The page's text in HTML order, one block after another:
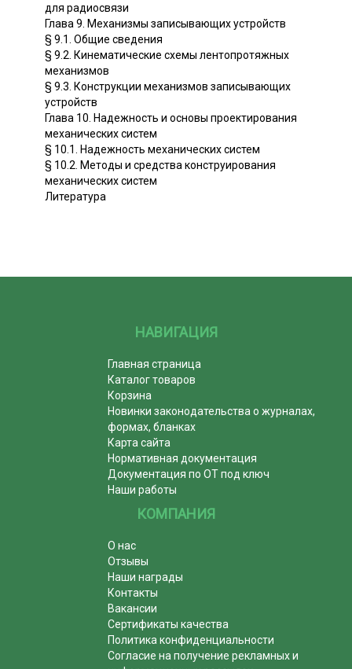
для радиосвязи
Глава 9. Механизмы записывающих устройств
§ 9.1. Общие сведения
§ 9.2. Кинематические схемы лентопротяжных
механизмов
§ 9.3. Конструкции механизмов записывающих
устройств
Глава 10. Надежность и основы проектирования
механических систем
§ 10.1. Надежность механических систем
§ 10.2. Методы и средства конструирования
механических систем
Литература
НАВИГАЦИЯ
Главная страница
Каталог товаров
Корзина
Новинки законодательства о журналах,
формах, бланках
Карта сайта
Нормативная документация
Документация по ОТ под ключ
Наши работы
КОМПАНИЯ
О нас
Отзывы
Наши награды
Контакты
Вакансии
Сертификаты качества
Политика конфиденциальности
Согласие на получение рекламных и